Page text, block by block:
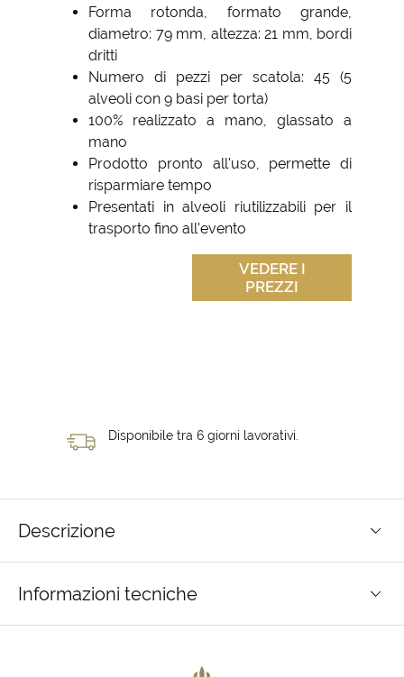
Forma rotonda, formato grande,
diametro: 79 mm, altezza: 21 mm, bordi
dritti
Numero di pezzi per scatola: 45 (5
alveoli con 9 basi per torta)
100% realizzato a mano, glassato a
mano
Prodotto pronto all'uso, permette di
risparmiare tempo
Presentati in alveoli riutilizzabili per il
trasporto fino all'evento
VEDERE I
PREZZI
Disponibile tra 6 giorni lavorativi.
Descrizione
Informazioni tecniche